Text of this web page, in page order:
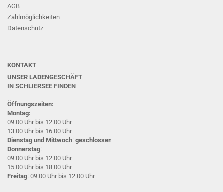
AGB
Zahlmöglichkeiten
Datenschutz
KONTAKT
UNSER LADENGESCHÄFT
IN SCHLIERSEE FINDEN
Öffnungszeiten:
Montag:
09:00 Uhr bis 12:00 Uhr
13:00 Uhr bis 16:00 Uhr
Dienstag und Mittwoch: geschlossen
Donnerstag:
09:00 Uhr bis 12:00 Uhr
15:00 Uhr bis 18:00 Uhr
Freitag: 09:00 Uhr bis 12:00 Uhr